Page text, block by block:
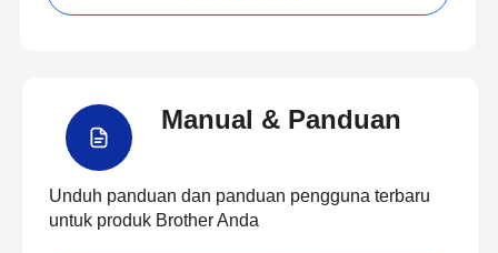
Manual & Panduan
Unduh panduan dan panduan pengguna terbaru
untuk produk Brother Anda